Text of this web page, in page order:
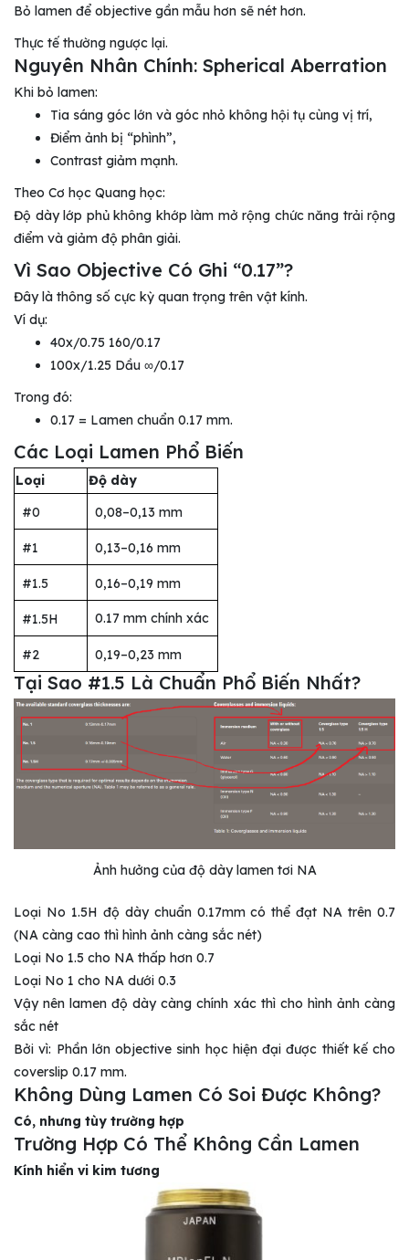
Bỏ lamen để objective gần mẫu hơn sẽ nét hơn.
Thực tế thường ngược lại.
Nguyên Nhân Chính: Spherical Aberration
Khi bỏ lamen:
Tia sáng góc lớn và góc nhỏ không hội tụ cùng vị trí,
Điểm ảnh bị “phình”,
Contrast giảm mạnh.
Theo Cơ học Quang học:
Độ dày lớp phủ không khớp làm mở rộng chức năng trải rộng
điểm và giảm độ phân giải.
Vì Sao Objective Có Ghi “0.17”?
Đây là thông số cực kỳ quan trọng trên vật kính.
Ví dụ:
40x/0.75 160/0.17
100x/1.25 Dầu ∞/0.17
Trong đó:
0.17 = Lamen chuẩn 0.17 mm.
Các Loại Lamen Phổ Biến
Loại
Độ dày
#0
0,08–0,13 mm
#1 0,13–0,16 mm
#1.5 0,16–0,19 mm
#1.5H 0.17 mm chính xác
#2 0,19–0,23 mm
Tại Sao #1.5 Là Chuẩn Phổ Biến Nhất?
Ảnh hưởng của độ dày lamen tơi NA
Loại No 1.5H độ dày chuẩn 0.17mm có thể đạt NA trên 0.7
(NA càng cao thì hình ảnh càng sắc nét)
Loại No 1.5 cho NA thấp hơn 0.7
Loại No 1 cho NA dưới 0.3
Vậy nên lamen độ dày càng chính xác thì cho hình ảnh càng
sắc nét
Bởi vì: Phần lớn objective sinh học hiện đại được thiết kế cho
coverslip 0.17 mm.
Không Dùng Lamen Có Soi Được Không?
Có, nhưng tùy trường hợp
Trường Hợp Có Thể Không Cần Lamen
Kính hiển vi kim tương